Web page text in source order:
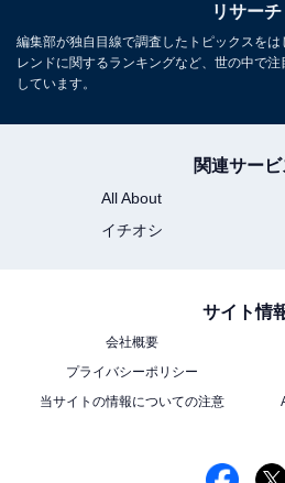
1 2
リサーチ
編集部が独自目線で調査したトピックスを
レンドに関するランキングなど、世の中で
しています。
関連サービ
All About
イチオシ
サイト情
会社概要
プライバシーポリシー
当サイトの情報についての注意